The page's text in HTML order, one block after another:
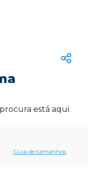
está aqui.
Guia de tamanhos